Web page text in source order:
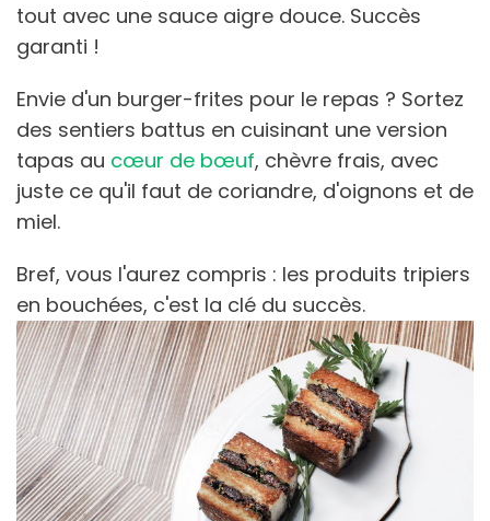
tout avec une sauce aigre douce. Succès
garanti !
Envie d'un burger-frites pour le repas ? Sortez
des sentiers battus en cuisinant une version
tapas au cœur de bœuf, chèvre frais, avec
juste ce qu'il faut de coriandre, d'oignons et de
miel.
Bref, vous l'aurez compris : les produits tripiers
en bouchées, c'est la clé du succès.